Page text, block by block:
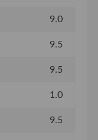
9.0
9.5
9.5
1.0
9.5